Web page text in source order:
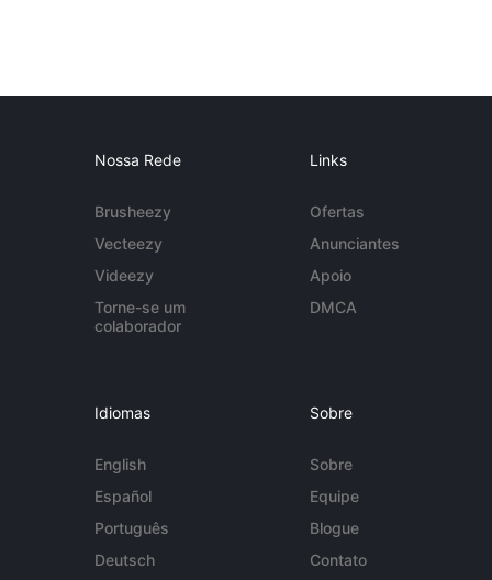
Nossa Rede
Brusheezy
Vecteezy
Videezy
Torne-se um
colaborador
Links
Ofertas
Anunciantes
Apoio
DMCA
Idiomas
English
Español
Português
Deutsch
Sobre
Sobre
Equipe
Blogue
Contato